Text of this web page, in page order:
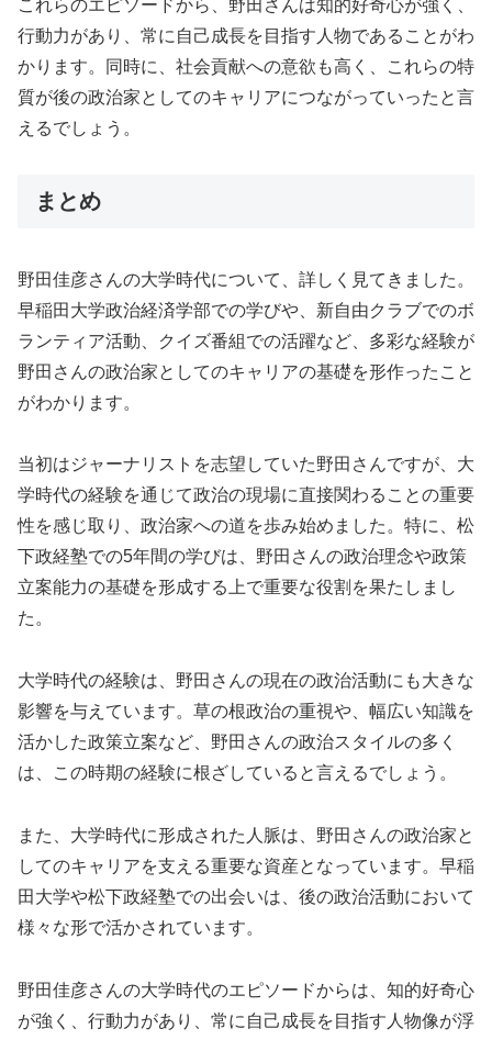
これらのエピソードから、野田さんは知的好奇心が強く、
行動力があり、常に自己成長を目指す人物であることがわ
かります。同時に、社会貢献への意欲も高く、これらの特
質が後の政治家としてのキャリアにつながっていったと言
えるでしょう。
まとめ
野田佳彦さんの大学時代について、詳しく見てきました。
早稲田大学政治経済学部での学びや、新自由クラブでのボ
ランティア活動、クイズ番組での活躍など、多彩な経験が
野田さんの政治家としてのキャリアの基礎を形作ったこと
がわかります。
当初はジャーナリストを志望していた野田さんですが、大
学時代の経験を通じて政治の現場に直接関わることの重要
性を感じ取り、政治家への道を歩み始めました。特に、松
下政経塾での5年間の学びは、野田さんの政治理念や政策
立案能力の基礎を形成する上で重要な役割を果たしまし
た。
大学時代の経験は、野田さんの現在の政治活動にも大きな
影響を与えています。草の根政治の重視や、幅広い知識を
活かした政策立案など、野田さんの政治スタイルの多く
は、この時期の経験に根ざしていると言えるでしょう。
また、大学時代に形成された人脈は、野田さんの政治家と
してのキャリアを支える重要な資産となっています。早稲
田大学や松下政経塾での出会いは、後の政治活動において
様々な形で活かされています。
野田佳彦さんの大学時代のエピソードからは、知的好奇心
が強く、行動力があり、常に自己成長を目指す人物像が浮